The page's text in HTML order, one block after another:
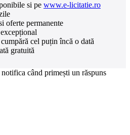
si pe www.e-licitatie.ro
oferte permanente
cel puțin încă o dată
gratuită
când primești un răspuns